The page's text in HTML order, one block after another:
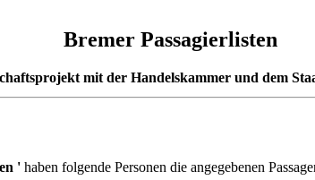
Bremer Passagierlisten
mit der Handelskammer und dem
' haben folgende Personen die angegebenen